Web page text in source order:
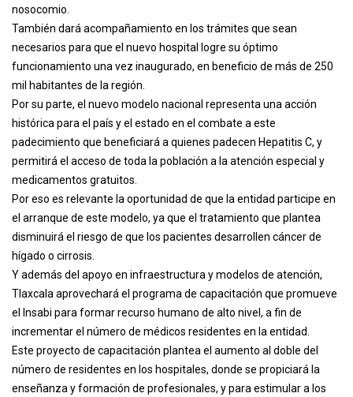
nosocomio.
También dará acompañamiento en los trámites que sean
necesarios para que el nuevo hospital logre su óptimo
funcionamiento una vez inaugurado, en beneficio de más de 250
mil habitantes de la región.
Por su parte, el nuevo modelo nacional representa una acción
histórica para el país y el estado en el combate a este
padecimiento que beneficiará a quienes padecen Hepatitis C, y
permitirá el acceso de toda la población a la atención especial y
medicamentos gratuitos.
Por eso es relevante la oportunidad de que la entidad participe en
el arranque de este modelo, ya que el tratamiento que plantea
disminuirá el riesgo de que los pacientes desarrollen cáncer de
hígado o cirrosis.
Y además del apoyo en infraestructura y modelos de atención,
Tlaxcala aprovechará el programa de capacitación que promueve
el Insabi para formar recurso humano de alto nivel, a fin de
incrementar el número de médicos residentes en la entidad.
Este proyecto de capacitación plantea el aumento al doble del
número de residentes en los hospitales, donde se propiciará la
enseñanza y formación de profesionales, y para estimular a los